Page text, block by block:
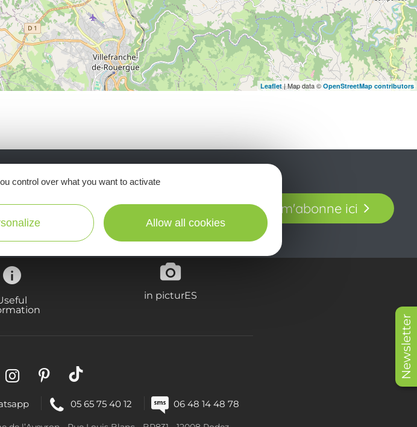
Newsletter
Leaflet| Map data © OpenStreetMap contributors
pleinement de votre séjour en Aveyron.
Je m'abonne ici
in picturES
05 65 75 40 12 06 48 14 48 78
control over what you want to activate
Allow all cookies